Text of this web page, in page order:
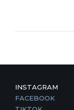
INSTAGRAM
FACEBOOK